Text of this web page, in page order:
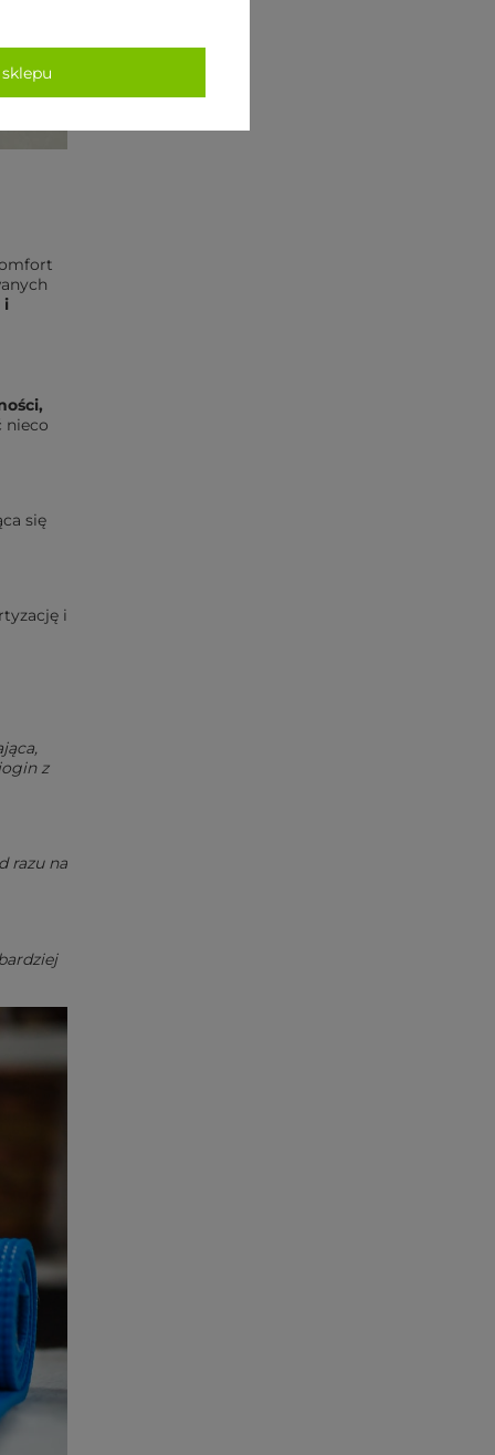
i
,
nieco
się
i
z
razu na